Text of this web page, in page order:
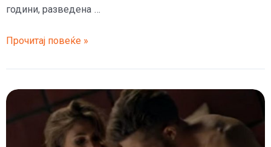
години, разведена …
(ФОТО)
ја
девојката
на
Саша
Ковачевиќ
Прочитај повеќе »